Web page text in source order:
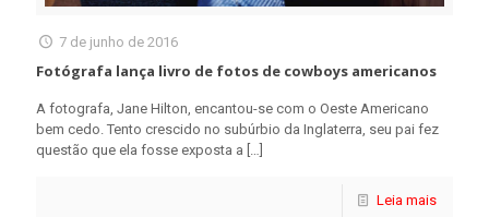
7 de junho de 2016
Fotógrafa lança livro de fotos de cowboys americanos
A fotografa, Jane Hilton, encantou-se com o Oeste Americano
bem cedo. Tento crescido no subúrbio da Inglaterra, seu pai fez
questão que ela fosse exposta a […]
Leia mais